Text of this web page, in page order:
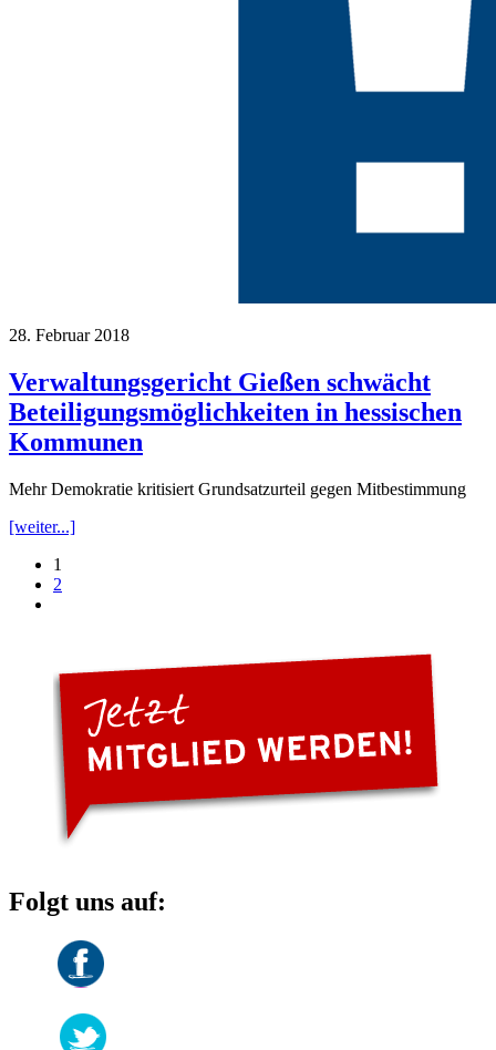
28. Februar 2018
Verwaltungsgericht Gießen schwächt
Beteiligungsmöglichkeiten in hessischen
Kommunen
Mehr Demokratie kritisiert Grundsatzurteil gegen Mitbestimmung
[weiter...]
1
2
Folgt uns auf: